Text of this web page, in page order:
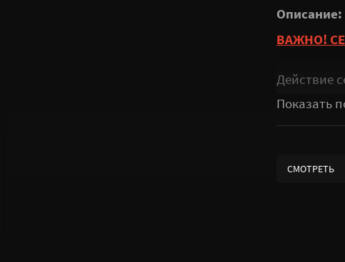
Описание:
ВАЖНО!
Действие
уровня
СМОТРЕТЬ